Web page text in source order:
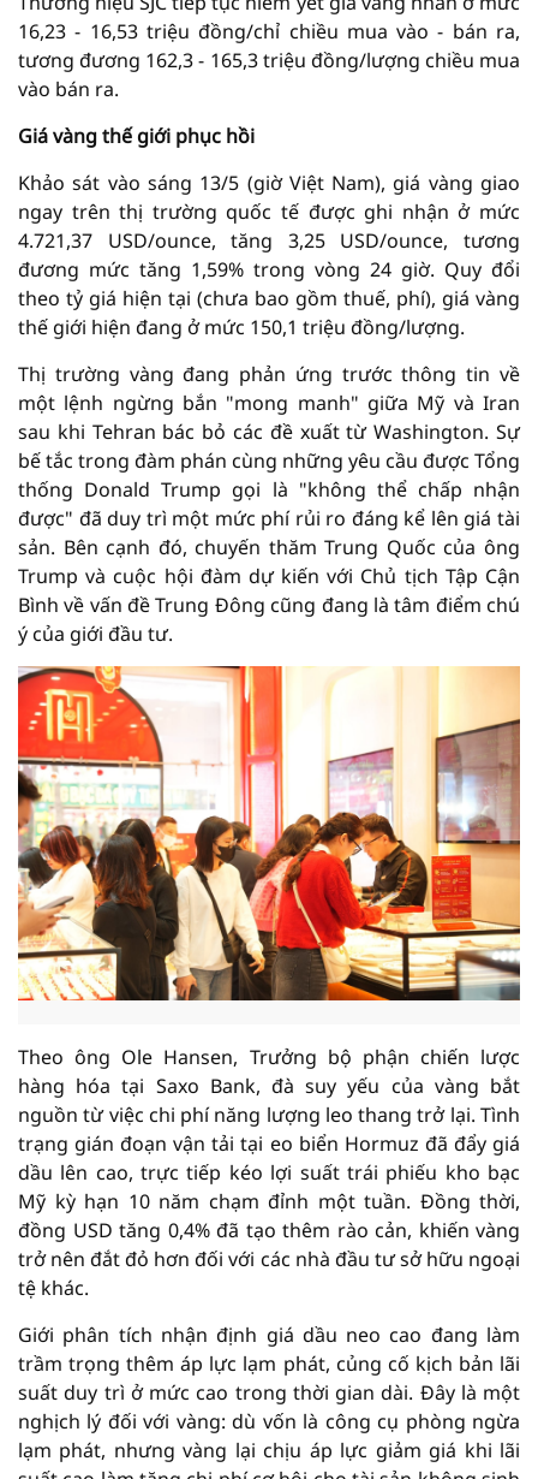
16,23 - 16,53 triệu đồng/chỉ chiều mua vào - bán ra,
tương đương 162,3 - 165,3 triệu đồng/lượng chiều mua
vào bán ra.
Giá vàng thế giới phục hồi
Khảo sát vào sáng 13/5 (giờ Việt Nam), giá vàng giao
ngay trên thị trường quốc tế được ghi nhận ở mức
4.721,37 USD/ounce, tăng 3,25 USD/ounce, tương
đương mức tăng 1,59% trong vòng 24 giờ. Quy đổi
theo tỷ giá hiện tại (chưa bao gồm thuế, phí), giá vàng
thế giới hiện đang ở mức 150,1 triệu đồng/lượng.
Thị trường vàng đang phản ứng trước thông tin về
một lệnh ngừng bắn "mong manh" giữa Mỹ và Iran
sau khi Tehran bác bỏ các đề xuất từ Washington. Sự
bế tắc trong đàm phán cùng những yêu cầu được Tổng
thống Donald Trump gọi là "không thể chấp nhận
được" đã duy trì một mức phí rủi ro đáng kể lên giá tài
sản. Bên cạnh đó, chuyến thăm Trung Quốc của ông
Trump và cuộc hội đàm dự kiến với Chủ tịch Tập Cận
Bình về vấn đề Trung Đông cũng đang là tâm điểm chú
ý của giới đầu tư.
Theo ông Ole Hansen, Trưởng bộ phận chiến lược
hàng hóa tại Saxo Bank, đà suy yếu của vàng bắt
nguồn từ việc chi phí năng lượng leo thang trở lại. Tình
trạng gián đoạn vận tải tại eo biển Hormuz đã đẩy giá
dầu lên cao, trực tiếp kéo lợi suất trái phiếu kho bạc
Mỹ kỳ hạn 10 năm chạm đỉnh một tuần. Đồng thời,
đồng USD tăng 0,4% đã tạo thêm rào cản, khiến vàng
trở nên đắt đỏ hơn đối với các nhà đầu tư sở hữu ngoại
tệ khác.
Giới phân tích nhận định giá dầu neo cao đang làm
trầm trọng thêm áp lực lạm phát, củng cố kịch bản lãi
suất duy trì ở mức cao trong thời gian dài. Đây là một
nghịch lý đối với vàng: dù vốn là công cụ phòng ngừa
lạm phát, nhưng vàng lại chịu áp lực giảm giá khi lãi